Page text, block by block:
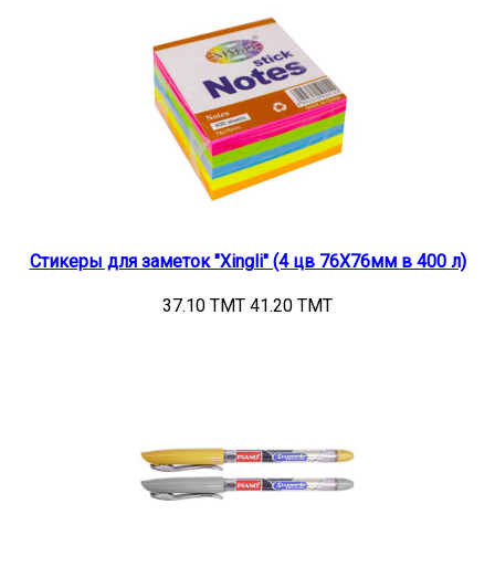
Стикеры для заметок "Xingli" (4 цв 76Х76мм в 400 л)
37.10 TMT 41.20 TMT